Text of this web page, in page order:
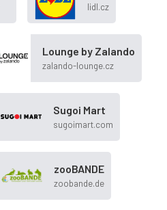
lidl.cz
Lounge by Zalando
zalando-lounge.cz
Sugoi Mart
sugoimart.com
zooBANDE
zoobande.de